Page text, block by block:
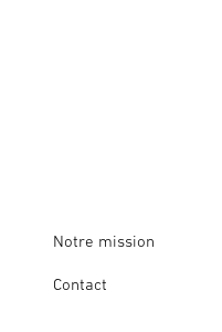
Notre mission
Contact